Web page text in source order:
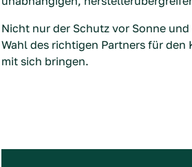
Nicht nur der Schutz vor Sonne
Wahl des richtigen Partners für
mit sich bringen.